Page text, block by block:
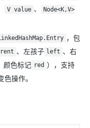
V value 、
Node<K,V>
，包
、左孩子 left 、右
颜色标记 red ），支持
操作。